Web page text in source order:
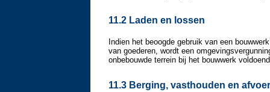
11.2 Laden en lossen
Indien het beoogde gebruik van een
van goederen, wordt een
onbebouwde terrein bij het bouwwerk
11.3 Berging, vasthouden en